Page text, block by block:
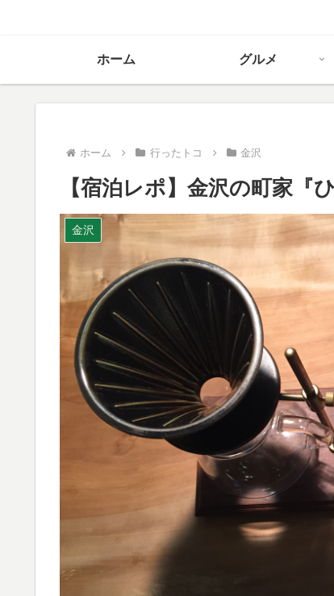
ホーム グルメ
ホーム 行ったトコ 金沢
【宿泊レポ】金沢の町家『
金沢